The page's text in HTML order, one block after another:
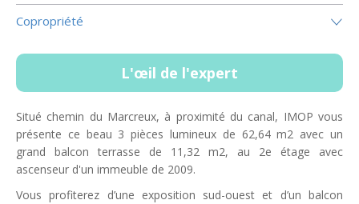
Copropriété
L'œil de l'expert
Situé chemin du Marcreux, à proximité du canal, IMOP vous
présente ce beau 3 pièces lumineux de 62,64 m2 avec un
grand balcon terrasse de 11,32 m2, au 2e étage avec
ascenseur d'un immeuble de 2009.
Vous profiterez d’une exposition sud-ouest et d’un balcon